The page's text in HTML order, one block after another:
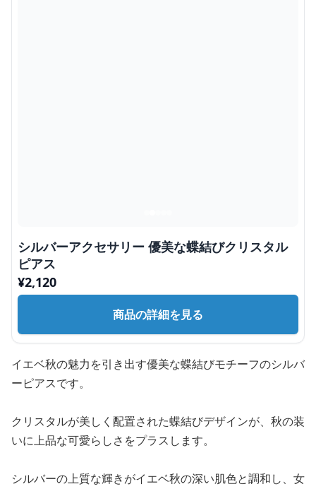
シルバーアクセサリー 優美な蝶結びクリスタル
ピアス
¥2,120
商品の詳細を見る
イエベ秋の魅力を引き出す優美な蝶結びモチーフのシルバ
ーピアスです。
クリスタルが美しく配置された蝶結びデザインが、秋の装
いに上品な可愛らしさをプラスします。
シルバーの上質な輝きがイエベ秋の深い肌色と調和し、女